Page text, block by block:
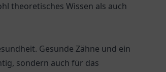
theoretisches Wissen als auch
Gesunde Zähne und ein
sondern auch für das